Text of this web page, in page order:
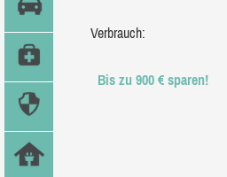
Verbrauch:
Bis zu 900 € sparen!